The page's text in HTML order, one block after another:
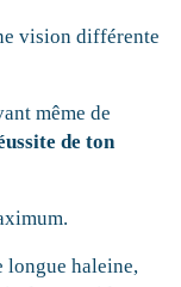
vision différente
même de
de ton
longue haleine,